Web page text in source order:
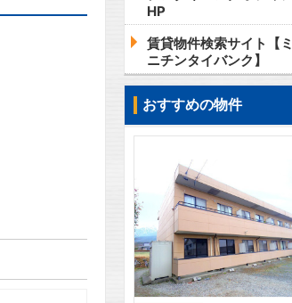
HP
賃貸物件検索サイト【
ニチンタイバンク】
おすすめの物件
2